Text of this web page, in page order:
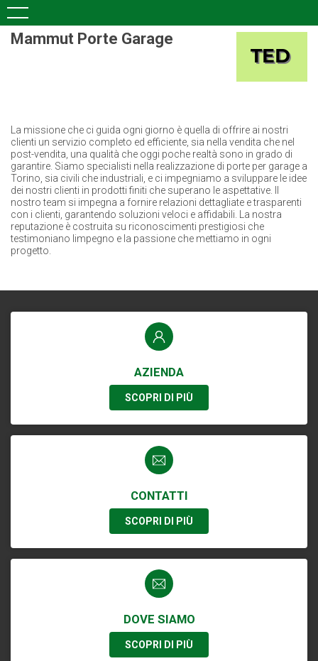
Mammut Porte Garage
La missione che ci guida ogni giorno è quella di offrire ai nostri
clienti un servizio completo ed efficiente, sia nella vendita che nel
post-vendita, una qualità che oggi poche realtà sono in grado di
garantire. Siamo specialisti nella realizzazione di porte per garage a
Torino, sia civili che industriali, e ci impegniamo a sviluppare le idee
dei nostri clienti in prodotti finiti che superano le aspettative. Il
nostro team si impegna a fornire relazioni dettagliate e trasparenti
con i clienti, garantendo soluzioni veloci e affidabili. La nostra
reputazione è costruita su riconoscimenti prestigiosi che
testimoniano limpegno e la passione che mettiamo in ogni
progetto.
AZIENDA
SCOPRI DI PIÙ
CONTATTI
SCOPRI DI PIÙ
DOVE SIAMO
SCOPRI DI PIÙ